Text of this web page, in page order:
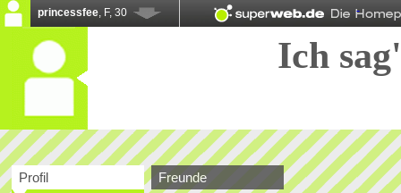
princessfee, F, 30
Ich
Profil Freunde